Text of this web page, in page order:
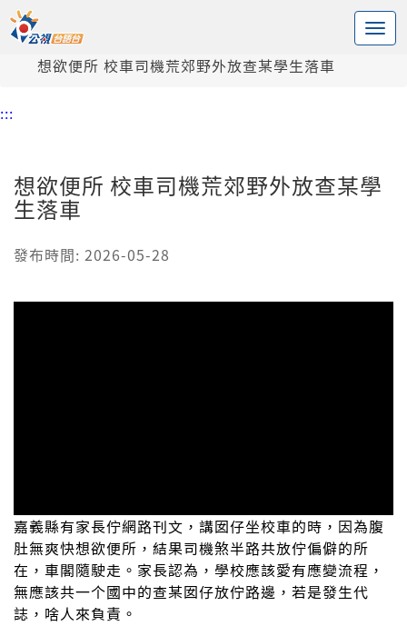
中央內容區塊
頭頁
想欲便所 校車司機荒郊野外放查某學生落車
:::
想欲便所 校車司機荒郊野外放查某學
生落車
發布時間: 2026-05-28
嘉義縣有家長佇網路刊文，講囡仔坐校車的時，因為腹
肚無爽快想欲便所，結果司機煞半路共放佇偏僻的所
在，車閣隨駛走。家長認為，學校應該愛有應變流程，
無應該共一个國中的查某囡仔放佇路邊，若是發生代
誌，啥人來負責。